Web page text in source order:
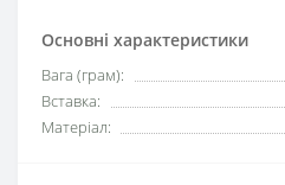
Основні характеристики
Вага (грам):
Вставка:
Матеріал: